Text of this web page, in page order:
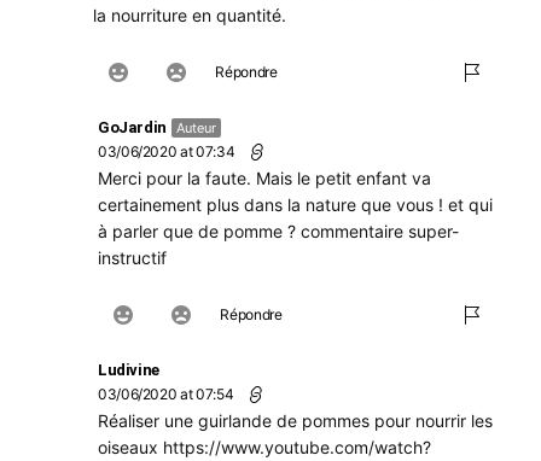
la nourriture en quantité.
Répondre
GoJardin Auteur
03/06/2020 at 07:34
Merci pour la faute. Mais le petit enfant va
certainement plus dans la nature que vous ! et qui
à parler que de pomme ? commentaire super-
instructif
Répondre
Ludivine
03/06/2020 at 07:54
Réaliser une guirlande de pommes pour nourrir les
oiseaux https://www.youtube.com/watch?